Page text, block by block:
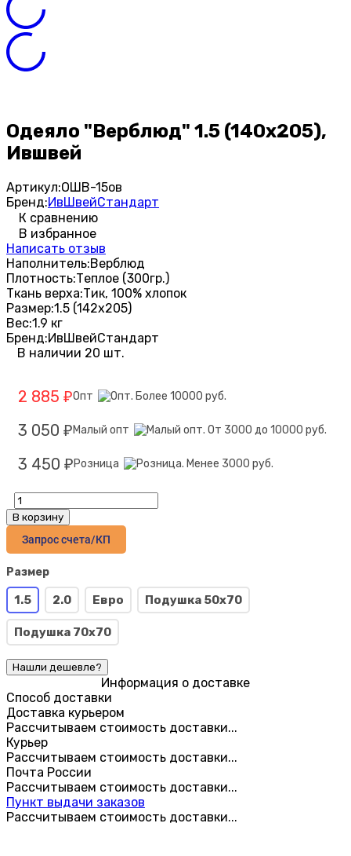
Одеяло "Верблюд" 1.5 (140х205),
Ившвей
Артикул:ОШВ-15ов
Бренд:ИвШвейСтандарт
К сравнению
В избранное
Написать отзыв
Наполнитель:Верблюд
Плотность:Теплое (300гр.)
Ткань верха:Тик, 100% хлопок
Размер:1.5 (142х205)
Вес:1.9 кг
Бренд:ИвШвейСтандарт
В наличии 20 шт.
2 885 ₽Опт
3 050 ₽ Малый опт
3 450 ₽ Розница
В корзину
Запрос счета/КП
Размер
1.5 2.0 Евро Подушка 50х70
Подушка 70х70
Информация о доставке
Способ доставки
Доставка курьером
Рассчитываем стоимость доставки...
Курьер
Рассчитываем стоимость доставки...
Почта России
Рассчитываем стоимость доставки...
Пункт выдачи заказов
Рассчитываем стоимость доставки...